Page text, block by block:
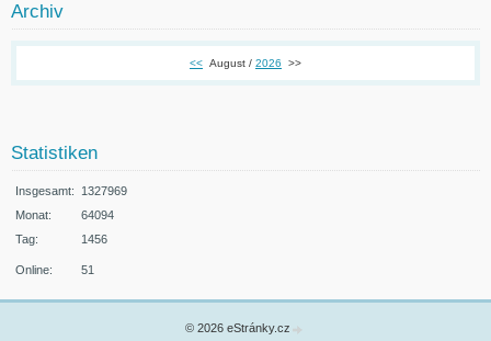
Archiv
<< August / 2026 >>
Statistiken
Online: 51
Insgesamt:
1327969
Monat:
64094
Tag:
1456
© 2026 eStránky.cz